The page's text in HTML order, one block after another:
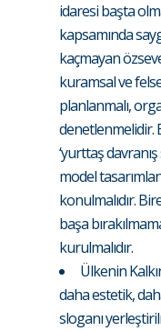
idaresi başta
kapsamında
kaçmayan
kuramsal ve
planlanmalı,
denetlenmelidir.
‘yurttaş
model
konulmalıdır.
başa
kurulmalıdır.
Ülkenin
daha estetik,
sloganı